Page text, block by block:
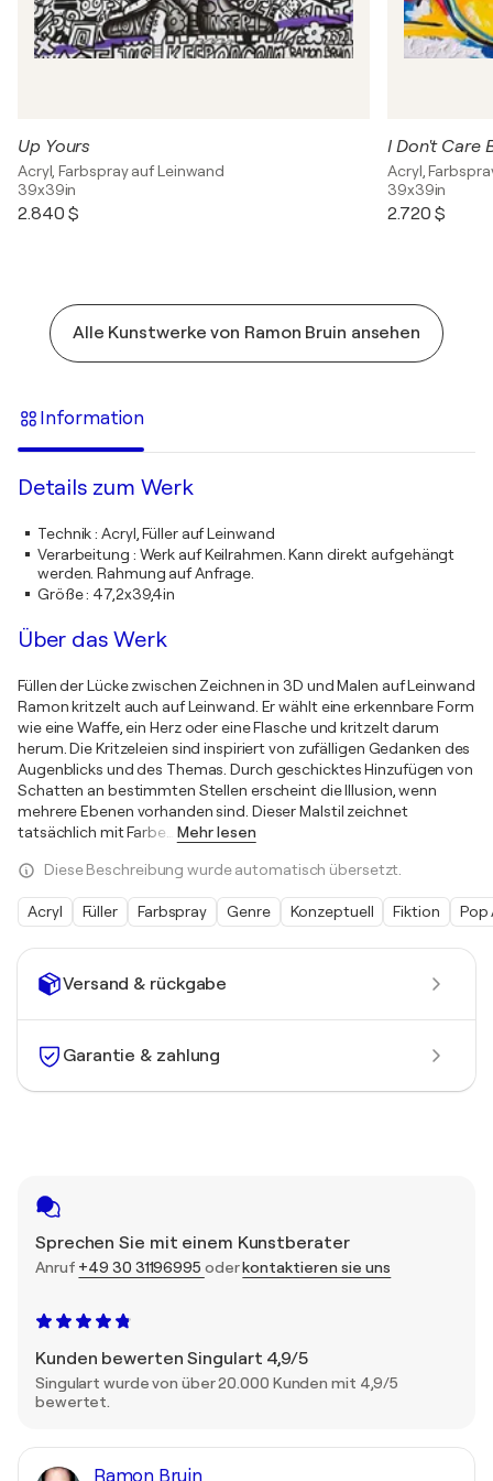
Versand & rückgabe
Garantie & zahlung
Sprechen Sie mit einem Kunstberater
Anruf +49 30 31196995 oderkontaktieren sie uns
Kunden bewerten Singulart 4,9/5
Singulart wurde von über 20.000 Kunden mit 4,9/5
bewertet.
Ramon Bruin
Up Yours
Acryl, Farbspray auf Leinwand
39x39in
2.840 $
I Don't Care
Acryl,
39x39in
2.720 $
Alle Kunstwerke von Ramon Bruin ansehen
Information
Details zum Werk
Technik:Acryl, Füller auf Leinwand
Verarbeitung : Werk auf Keilrahmen. Kann direkt aufgehängt
werden. Rahmung auf Anfrage.
Größe: 47,2x39,4in
Über das Werk
Füllen der Lücke zwischen Zeichnen in 3D und Malen auf Leinwand
Ramon kritzelt auch auf Leinwand. Er wählt eine erkennbare Form
wie eine Waffe, ein Herz oder eine Flasche und kritzelt darum
herum. Die Kritzeleien sind inspiriert von zufälligen Gedanken des
Augenblicks und des Themas. Durch geschicktes Hinzufügen von
Schatten an bestimmten Stellen erscheint die Illusion, wenn
mehrere Ebenen vorhanden sind. Dieser Malstil zeichnet
tatsächlich mit Farbe
Mehr lesen
Diese Beschreibung wurde automatisch übersetzt.
Acryl Füller Farbspray Genre Konzeptuell Fiktion Pop